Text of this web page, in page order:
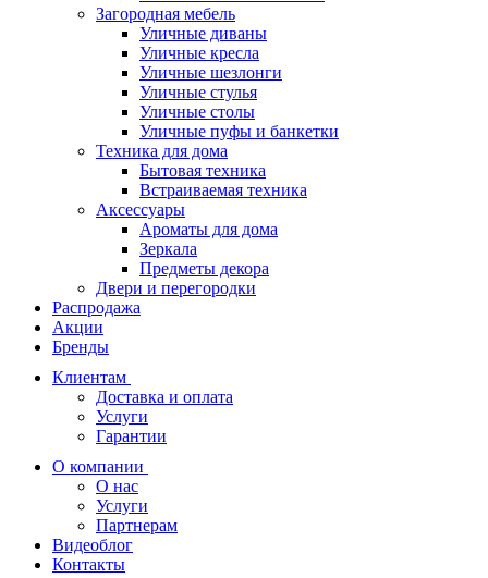
Загородная мебель
Уличные диваны
Уличные кресла
Уличные шезлонги
Уличные стулья
Уличные столы
Уличные пуфы и банкетки
Техника для дома
Бытовая техника
Встраиваемая техника
Аксессуары
Ароматы для дома
Зеркала
Предметы декора
Двери и перегородки
Распродажа
Акции
Бренды
Клиентам
Доставка и оплата
Услуги
Гарантии
О компании
О нас
Услуги
Партнерам
Видеоблог
Контакты